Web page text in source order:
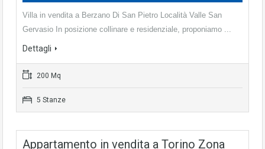
Villa in vendita a Berzano Di San Pietro Località Valle San
Gervasio In posizione collinare e residenziale, proponiamo ...
Dettagli
200 Mq
5 Stanze
Appartamento in vendita a Torino Zona